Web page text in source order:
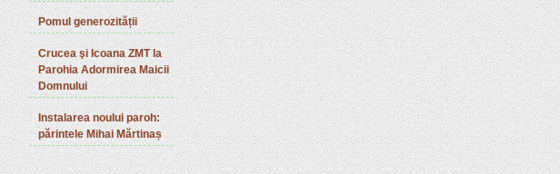
Pomul generozității
Crucea şi Icoana ZMT la
Parohia Adormirea Maicii
Domnului
Instalarea noului paroh:
părintele Mihai Mărtinaș